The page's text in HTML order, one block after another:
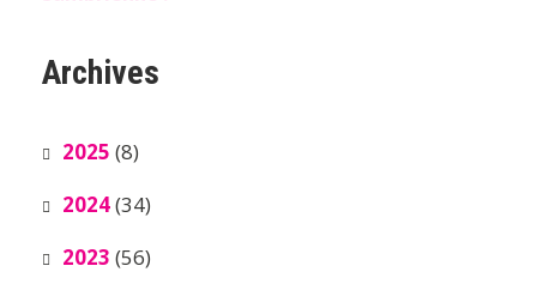
Archives
2025 (8)
2024(34)
2023 (56)